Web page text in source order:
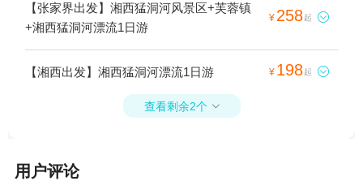
【张家界出发】湘西猛洞河风景区+芙蓉镇
+湘西猛洞河漂流1日游
¥ 258起 
【湘西出发】湘西猛洞河漂流1日游 ¥ 198起 
查看剩余2个 
用户评论